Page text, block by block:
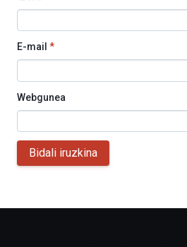
E-mail *
Webgunea
Bidali iruzkina